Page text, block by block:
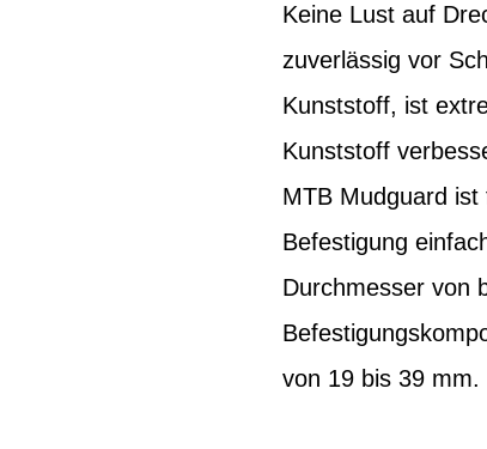
Keine Lust auf
zuverlässig vor
Kunststoff, ist
Kunststoff
MTB Mudguard
Befestigung
Durchmesser von
von 19 bis 39 mm.